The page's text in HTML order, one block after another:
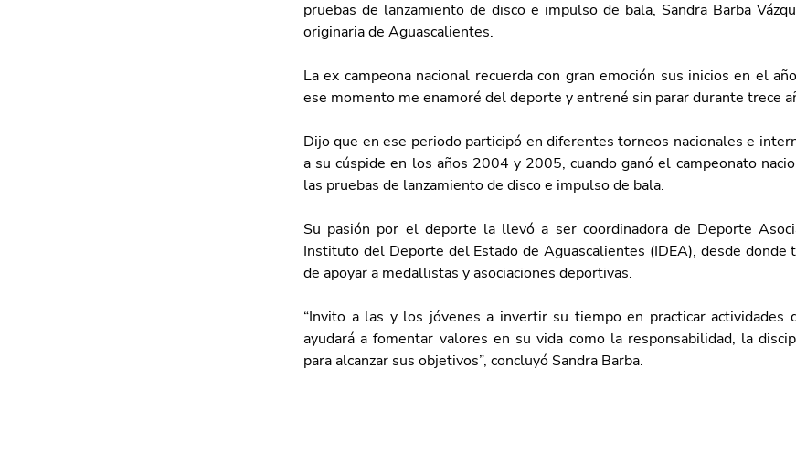
pruebas de lanzamiento de disco e impulso de bala, Sandra Barba
originaria de Aguascalientes.
La ex campeona nacional recuerda con gran emoción sus inicios en el
ese momento me enamoré del deporte y entrené sin parar durante trece
Dijo que en ese periodo participó en diferentes torneos nacionales e
a su cúspide en los años 2004 y 2005, cuando ganó el campeonato
las pruebas de lanzamiento de disco e impulso de bala.
Su pasión por el deporte la llevó a ser coordinadora de Deporte
Instituto del Deporte del Estado de Aguascalientes (IDEA), desde donde
de apoyar a medallistas y asociaciones deportivas.
“Invito a las y los jóvenes a invertir su tiempo en practicar actividades
ayudará a fomentar valores en su vida como la responsabilidad, la
para alcanzar sus objetivos”, concluyó Sandra Barba.